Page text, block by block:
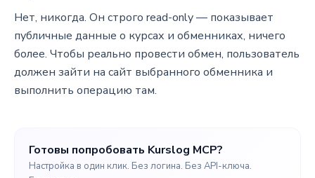
Нет, никогда. Он строго read-only — показывает
публичные данные о курсах и обменниках, ничего
более. Чтобы реально провести обмен, пользователь
должен зайти на сайт выбранного обменника и
выполнить операцию там.
Готовы попробовать Kurslog MCP?
Настройка в один клик. Без логина. Без API-ключа.